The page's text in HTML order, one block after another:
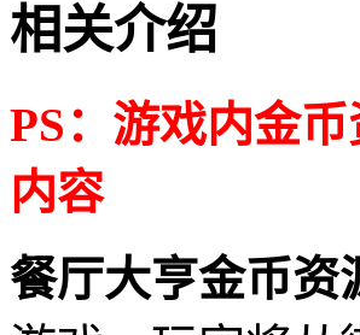
相关介绍
PS：游戏内金
内容
餐厅大亨金币资